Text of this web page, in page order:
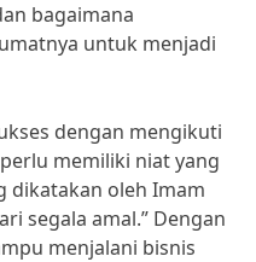
bagaimana
untuk menjadi
dengan mengikuti
memiliki niat yang
dikatakan oleh Imam
segala amal.” Dengan
menjalani bisnis